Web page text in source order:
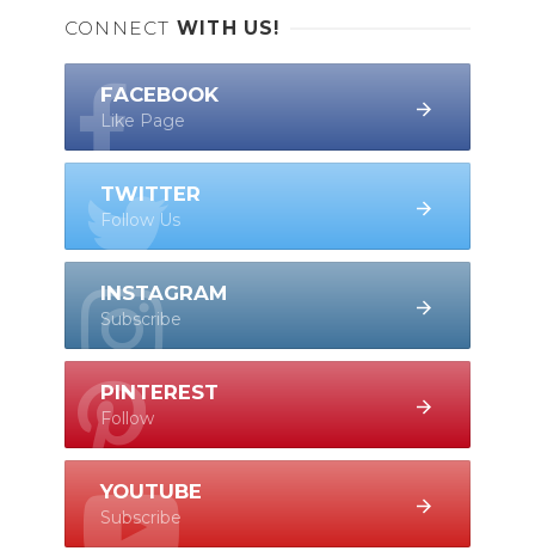
CONNECT WITH US!
FACEBOOK
Like Page
TWITTER
Follow Us
INSTAGRAM
Subscribe
PINTEREST
Follow
YOUTUBE
Subscribe